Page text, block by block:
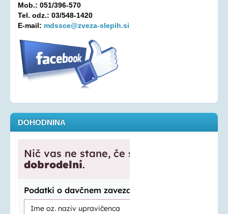
Parkirna karta za invalide
Evropska kartica ugodnosti
Vozovnica za železniški promet
Oprostitev plačila RTV prispevka
OSEBNA ASISTENCA
Mob.: 051/396-570
Tel. odz.: 03/548-1420
E-mail: mdssce@zveza-slepih.si
DOHODNINA